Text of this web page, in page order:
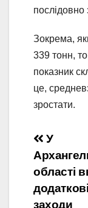
послідовно
Зокрема,
339 тонн,
показник
це,
зростати.
по
У
області
додаткові
заходи